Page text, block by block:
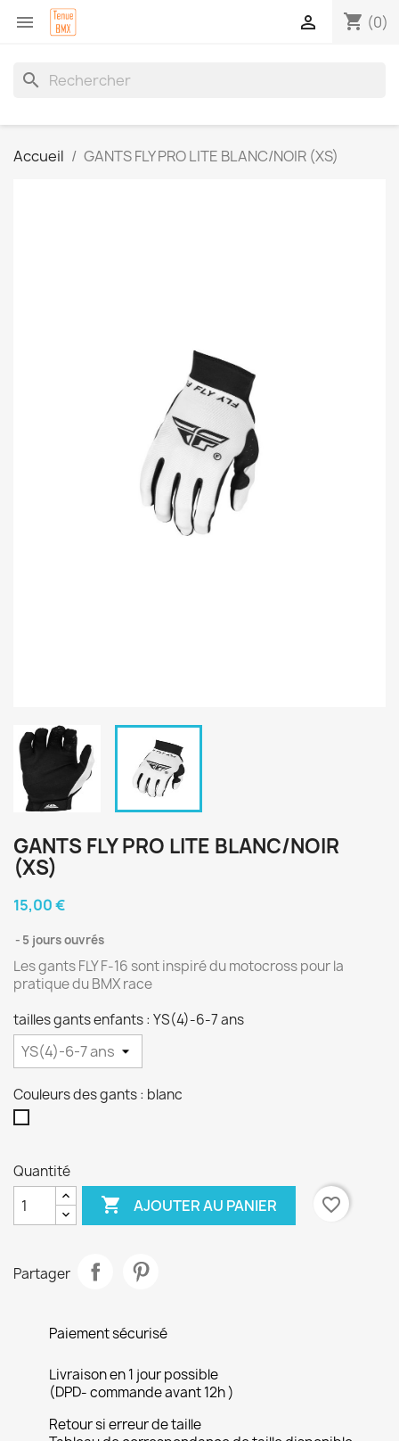
 shopping_cart (0)

search
Accueil GANTS FLY PRO LITE BLANC/NOIR (XS)
GANTS FLY PRO LITE BLANC/NOIR
(XS)
15,00 €
5 jours ouvrés
Les gants FLY F-16 sont inspiré du motocross pour la
pratique du BMX race
tailles gants enfants : YS(4)-6-7 ans
Couleurs des gants : blanc
Quantité
 AJOUTER AU PANIER favorite_border
Partager
Paiement sécurisé
Livraison en 1 jour possible
(DPD- commande avant 12h )
Retour si erreur de taille